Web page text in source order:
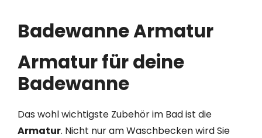
Badewanne Armatur
Armatur für deine
Badewanne
Das wohl wichtigste Zubehör im Bad ist die
Armatur. Nicht nur am Waschbecken wird Sie